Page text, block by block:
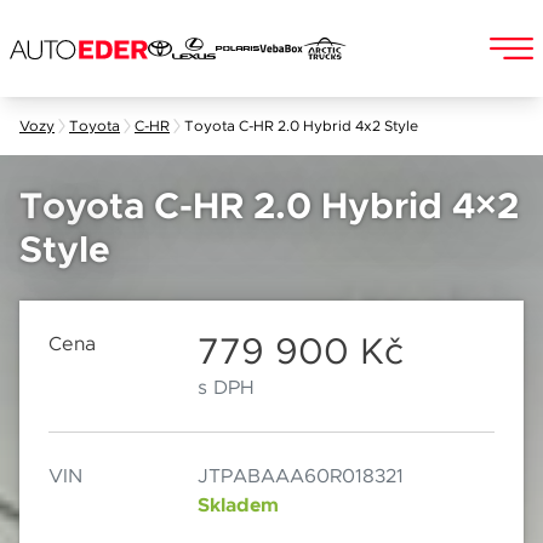
Vozy Toyota C-HR Toyota C-HR 2.0 Hybrid 4x2 Style
Toyota C-HR 2.0 Hybrid 4×2
Style
Cena 779 900 Kč
s DPH
VIN JTPABAAA60R018321
Skladem
Chebská 392/116B
360 01 Karlovy Vary
Po–Pá: 8:00–18:00
So: 8:00–12:00
Datum
Jméno a příjmení
E-mail